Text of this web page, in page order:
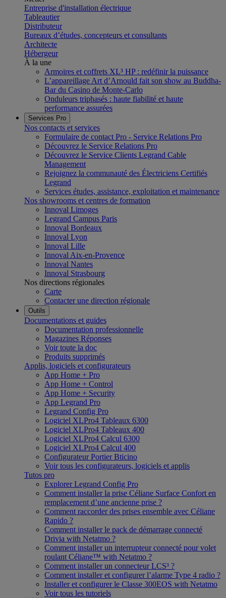
Entreprise d'installation électrique
Tableautier
Distributeur
Bureaux d’études, concepteurs et consultants
Architecte
Hébergeur
À la une
Armoires et coffrets XL³ HP : redéfinir la puissance
L’appareillage Art d’Arnould fait son show au Buddha-
Bar du Casino de Monte-Carlo
Onduleurs triphasés : haute fiabilité et haute
performance assurées
Services Pro
Nos contacts et services
Formulaire de contact Pro - Service Relations Pro
Découvrez le Service Relations Pro
Découvrez le Service Clients Legrand Cable
Management
Rejoignez la communauté des Électriciens Certifiés
Legrand
Services études, assistance, exploitation et maintenance
Nos showrooms et centres de formation
Innoval Limoges
Legrand Campus Paris
Innoval Bordeaux
Innoval Lyon
Innoval Lille
Innoval Aix-en-Provence
Innoval Nantes
Innoval Strasbourg
Nos directions régionales
Carte
Contacter une direction régionale
Outils
Documentations et guides
Documentation professionnelle
Magazines Réponses
Voir toute la doc
Produits supprimés
Applis, logiciels et configurateurs
App Home + Pro
App Home + Control
App Home + Security
App Legrand Pro
Legrand Config Pro
Logiciel XLPro4 Tableaux 6300
Logiciel XLPro4 Tableaux 400
Logiciel XLPro4 Calcul 6300
Logiciel XLPro4 Calcul 400
Configurateur Portier Bticino
Voir tous les configurateurs, logiciels et applis
Tutos pro
Explorer Legrand Config Pro
Comment installer la prise Céliane Surface Confort en
remplacement d’une ancienne prise ?
Comment raccorder des prises ensemble avec Céliane
Rapido ?
Comment installer le pack de démarrage connecté
Drivia with Netatmo ?
Comment installer un interrupteur connecté pour volet
roulant Céliane™ with Netatmo ?
Comment installer un connecteur LCS³ ?
Comment installer et configurer l’alarme Type 4 radio ?
Installer et configurer le Classe 300EOS with Netatmo
Voir tous les tutoriels